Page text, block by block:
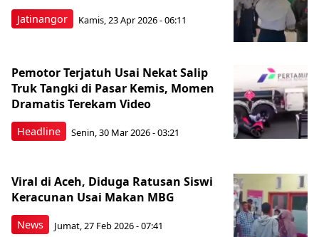
Jatinangor Kamis, 23 Apr 2026 - 06:11
Headline
Pemotor Terjatuh Usai Nekat Salip
Truk Tangki di Pasar Kemis, Momen
Dramatis Terekam Video
Senin, 30 Mar 2026 - 03:21
News
Viral di Aceh, Diduga Ratusan Siswi
Keracunan Usai Makan MBG
Jumat, 27 Feb 2026 - 07:41